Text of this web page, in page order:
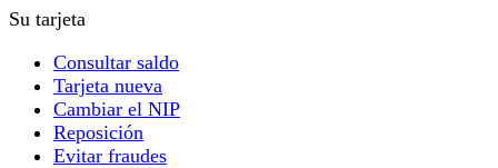
Su tarjeta
Consultar saldo
Tarjeta nueva
Cambiar el NIP
Reposición
Evitar fraudes